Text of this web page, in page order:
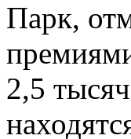
Парк,
2,5